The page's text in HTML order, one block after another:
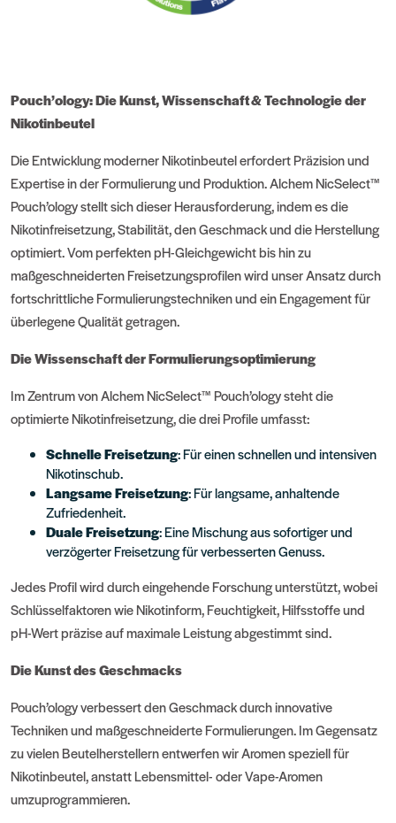
Pouch’ology: Die Kunst, Wissenschaft & Technologie der
Nikotinbeutel
Die Entwicklung moderner Nikotinbeutel erfordert Präzision und
Expertise in der Formulierung und Produktion. Alchem NicSelect™
Pouch’ology stellt sich dieser Herausforderung, indem es die
Nikotinfreisetzung, Stabilität, den Geschmack und die Herstellung
optimiert. Vom perfekten pH-Gleichgewicht bis hin zu
maßgeschneiderten Freisetzungsprofilen wird unser Ansatz durch
fortschrittliche Formulierungstechniken und ein Engagement für
überlegene Qualität getragen.
Die Wissenschaft der Formulierungsoptimierung
Im Zentrum von Alchem NicSelect™ Pouch’ology steht die
optimierte Nikotinfreisetzung, die drei Profile umfasst:
Schnelle Freisetzung: Für einen schnellen und intensiven
Nikotinschub.
Langsame Freisetzung: Für langsame, anhaltende
Zufriedenheit.
Duale Freisetzung: Eine Mischung aus sofortiger und
verzögerter Freisetzung für verbesserten Genuss.
Jedes Profil wird durch eingehende Forschung unterstützt, wobei
Schlüsselfaktoren wie Nikotinform, Feuchtigkeit, Hilfsstoffe und
pH-Wert präzise auf maximale Leistung abgestimmt sind.
Die Kunst des Geschmacks
Pouch’ology verbessert den Geschmack durch innovative
Techniken und maßgeschneiderte Formulierungen. Im Gegensatz
zu vielen Beutelherstellern entwerfen wir Aromen speziell für
Nikotinbeutel, anstatt Lebensmittel- oder Vape-Aromen
umzuprogrammieren.